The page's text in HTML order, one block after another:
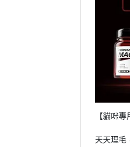
【貓咪
天天理毛